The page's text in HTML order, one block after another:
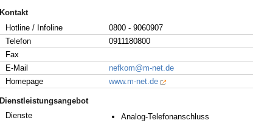
Kontakt
Hotline / Infoline
0800 - 9060907
Telefon
0911180800
Fax
E-Mail
nefkom@m-net.de
Homepage
www.m-net.de
Dienstleistungsangebot
Dienste
Analog-Telefonanschluss